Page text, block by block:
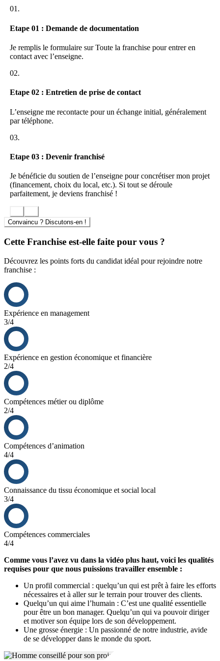
AVANTAGES FINANCIERS :
Rentable en quelques mois : Grâce à notre stratégie marketing
premiers clients très rapidement. Il nous a fallu une soirée
pour rentabiliser notre premier club, et un mois pour
rentabiliser notre franchise,
uniquement pour être rentables, ce qui va vous permettre de
dégager du bénéfice très rapidement.
01.
Etape 01 : Demande de documentation
Je remplis le formulaire sur Toute la franchise pour entrer en
contact avec l’enseigne.
02.
Etape 02 : Entretien de prise de contact
L’enseigne me recontacte pour un échange initial, généralement
par téléphone.
03.
Etape 03 : Devenir franchisé
Je bénéficie du soutien de l’enseigne pour concrétiser mon projet
(financement, choix du local, etc.). Si tout se déroule
parfaitement, je deviens franchisé !
Convaincu ? Discutons-en !
Cette Franchise est-elle faite pour vous ?
Découvrez les points forts du candidat idéal pour rejoindre notre
franchise :
Expérience en management
3/4
Expérience en gestion économique et financière
2/4
Compétences métier ou diplôme
2/4
Compétences d’animation
4/4
Connaissance du tissu économique et social local
3/4
Compétences commerciales
4/4
Comme vous l’avez vu dans la vidéo plus haut, voici les qualités
requises pour que nous puissions travailler ensemble :
Un profil commercial : quelqu’un qui est prêt à faire les efforts
nécessaires et à aller sur le terrain pour trouver des clients.
Quelqu’un qui aime l’humain : C’est une qualité essentielle
pour être un bon manager. Quelqu’un qui va pouvoir diriger
et motiver son équipe lors de son développement.
Une grosse énergie : Un passionné de notre industrie, avide
de se développer dans le monde du sport.